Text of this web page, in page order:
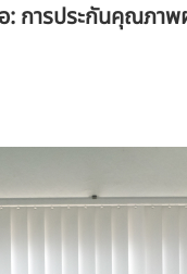
การประกันคุณภา